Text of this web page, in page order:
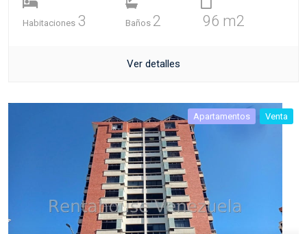
Habitaciones 3 Baños 2 96 m2
Ver detalles
Apartamentos Venta